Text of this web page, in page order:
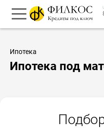
Ипотека
Ипотека под